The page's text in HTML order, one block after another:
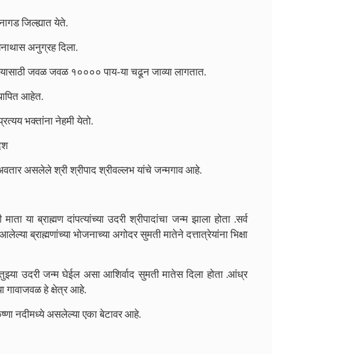
जिल्ह्यात येते.
अनुग्रह दिला.
जवळ जवळ १०००० पाय-या चढून जाव्या लागतात.
आहेत.
भक्तांना नेहमी येतो.
अवतार असलेले श्री श्रीपाद श्रीवल्लभ यांचे जन्मगाव आहे.
ब्राह्मण दांपत्यांच्या उदरी श्रीपादांचा जन्म झाला होता .सर्व
ब्राह्मणांच्या भोजनाच्या अगोदर सुमती मातेने दत्तात्रेयांना भिक्षा
उदरी जन्म घेईल असा आशिर्वाद सुमती मातेस दिला होता .आंध्र
गावाजवळ हे क्षेत्र आहे.
नदीमध्ये असलेल्या एका बेटावर आहे.